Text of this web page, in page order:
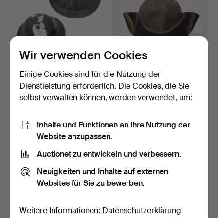
ZWEI BRITISCHE HELME
DER HEIMATFRONT AUS
D…
3 Tage
DREISPITZ. Schwedisch,
m/1910-14, für Haup…
4 Tage
Wir verwenden Cookies
Einige Cookies sind für die Nutzung der
Dienstleistung erforderlich. Die Cookies, die Sie
selbst verwalten können, werden verwendet, um:
Inhalte und Funktionen an Ihre Nutzung der
Website anzupassen.
Auctionet zu entwickeln und verbessern.
Neuigkeiten und Inhalte auf externen
Websites für Sie zu bewerben.
Weitere Informationen: Datenschutzerklärung